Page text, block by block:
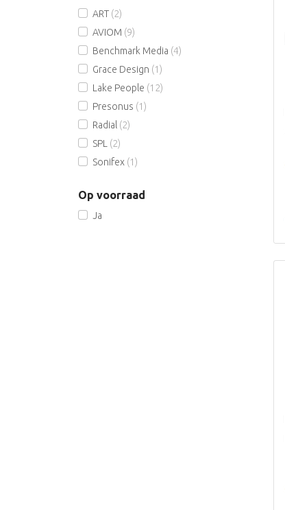
ART (2)
AVIOM (9)
Benchmark Media (4)
Grace Design (1)
Lake People (12)
Presonus (1)
Radial (2)
SPL (2)
Sonifex (1)
Op voorraad
Ja